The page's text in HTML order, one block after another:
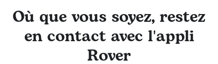
Où que vous soyez, restez
en contact avec l'appli
Rover